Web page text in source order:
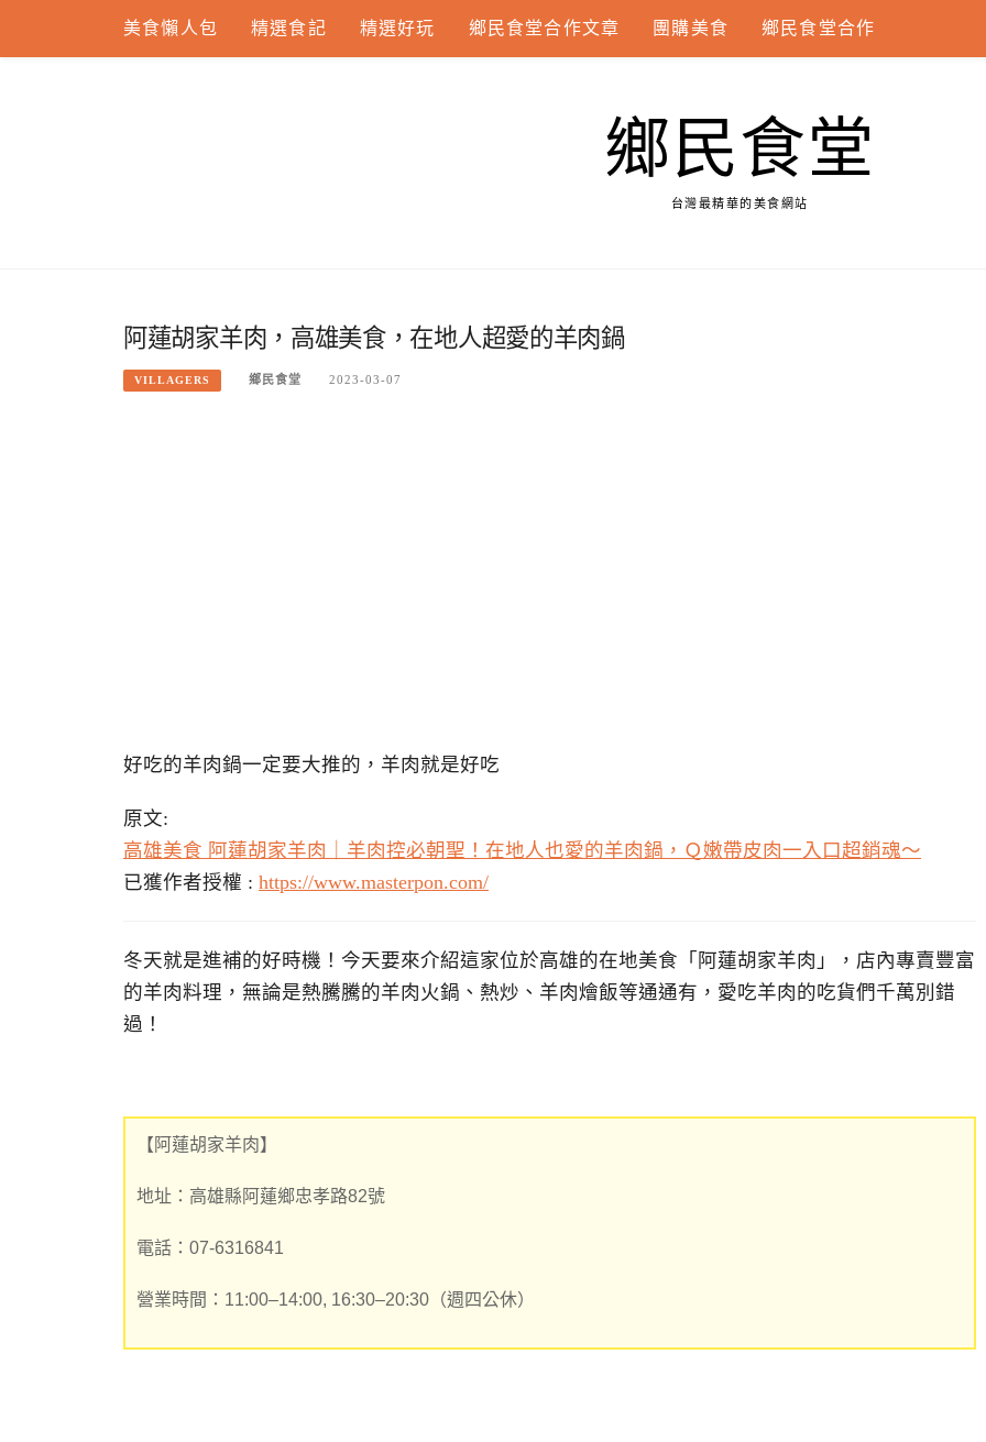
content
美食懶人包 精選食記 精選好玩 鄉民食堂合作文章 團購美食 鄉民食堂合作
鄉民食堂
台灣最精華的美食網站
阿蓮胡家羊肉，高雄美食，在地人超愛的羊肉鍋
VILLAGERS 鄉民食堂 2023-03-07
好吃的羊肉鍋一定要大推的，羊肉就是好吃
原文:
高雄美食 阿蓮胡家羊肉｜羊肉控必朝聖！在地人也愛的羊肉鍋，Ｑ嫩帶皮肉一入口超銷魂～
已獲作者授權 : https://www.masterpon.com/
冬天就是進補的好時機！今天要來介紹這家位於高雄的在地美食「阿蓮胡家羊肉」，店內專賣豐富
的羊肉料理，無論是熱騰騰的羊肉火鍋、熱炒、羊肉燴飯等通通有，愛吃羊肉的吃貨們千萬別錯
過！
【阿蓮胡家羊肉】
地址：高雄縣阿蓮鄉忠孝路82號
電話：07-6316841
營業時間：11:00–14:00, 16:30–20:30（週四公休）